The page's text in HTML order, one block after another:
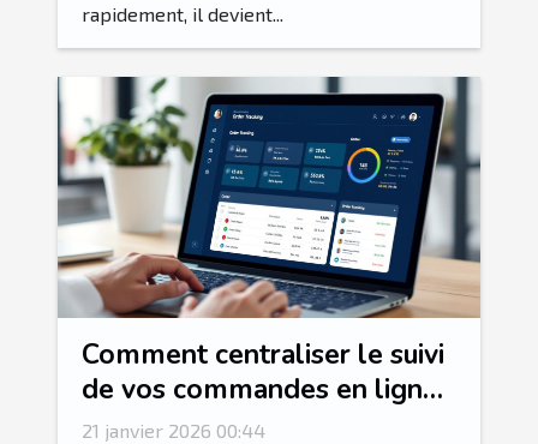
rapidement, il devient...
Comment centraliser le suivi
de vos commandes en ligne
?
21 janvier 2026 00:44